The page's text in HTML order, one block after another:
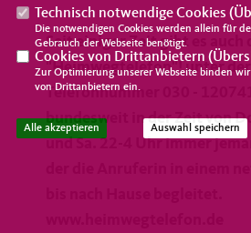
Seit einiger Zeit gibt es auch
"Heimwegtelefon"! unter
Telefonnummer
bundesweit in der Zeit von
und Sa. 22-4 Uhr immer
Technisch notwendige Cookies (
Die notwendigen Cookies werden allein für
Gebrauch der Webseite benötigt.
Cookies von Drittanbietern (
Zur Optimierung unserer Webseite binden
von Drittanbietern ein.
Alle akzeptieren Auswahl speichern